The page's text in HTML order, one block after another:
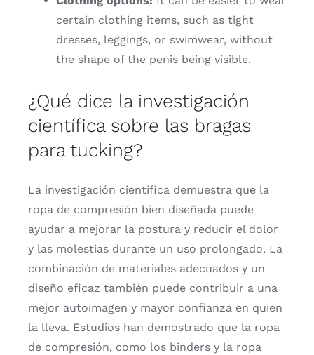
certain clothing items, such as tight
dresses, leggings, or swimwear, without
the shape of the penis being visible.
¿Qué dice la investigación
científica sobre las bragas
para tucking?
La investigación científica demuestra que la
ropa de compresión bien diseñada puede
ayudar a mejorar la postura y reducir el dolor
y las molestias durante un uso prolongado. La
combinación de materiales adecuados y un
diseño eficaz también puede contribuir a una
mejor autoimagen y mayor confianza en quien
la lleva. Estudios han demostrado que la ropa
de compresión, como los binders y la ropa